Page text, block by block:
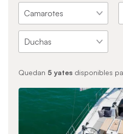
Quedan 5 yatesdisponibles